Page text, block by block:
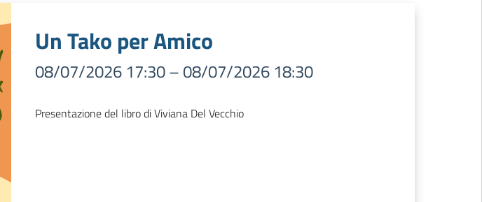
Un Tako per Amico
08/07/2026 17:30–08/07/2026 18:30
Presentazione del libro di Viviana Del Vecchio